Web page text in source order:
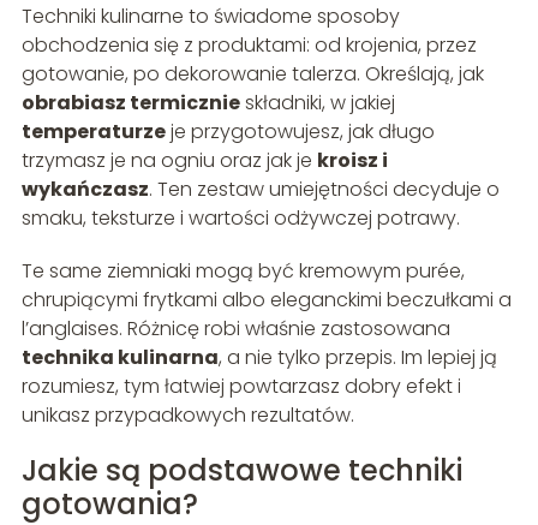
Techniki kulinarne to świadome sposoby
obchodzenia się z produktami: od krojenia, przez
gotowanie, po dekorowanie talerza. Określają, jak
obrabiasz termicznieskładniki, w jakiej
temperaturzeje przygotowujesz, jak długo
trzymasz je na ogniu oraz jak je kroisz i
wykańczasz. Ten zestaw umiejętności decyduje o
smaku, teksturze i wartości odżywczej potrawy.
Te same ziemniaki mogą być kremowym purée,
chrupiącymi frytkami albo eleganckimi beczułkami a
l’anglaises. Różnicę robi właśnie zastosowana
technika kulinarna, a nie tylko przepis. Im lepiej ją
rozumiesz, tym łatwiej powtarzasz dobry efekt i
unikasz przypadkowych rezultatów.
Jakie są podstawowe techniki
gotowania?